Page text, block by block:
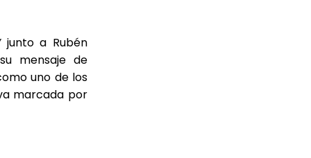
junto a Rubén
mensaje de
uno de los
marcada por